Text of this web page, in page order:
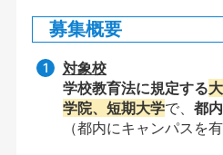
募集概要
対象校
学校教育法に規定する
学院、短期大学で、 都
（都内にキャンパスを